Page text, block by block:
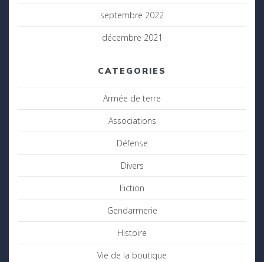
septembre 2022
décembre 2021
CATEGORIES
Armée de terre
Associations
Défense
Divers
Fiction
Gendarmerie
Histoire
Vie de la boutique